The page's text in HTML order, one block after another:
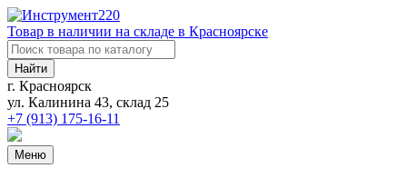
Товар в наличии на складе в Красноярске
Найти
г. Красноярск
ул. Калинина 43, склад 25
+7 (913) 175-16-11
Меню